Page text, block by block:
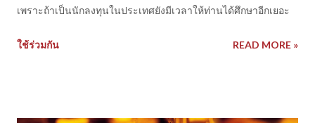
เพราะถ้าเป็นนักลงทุนในประเทศยังมีเวลาให้ท่านได้ศึกษาอีกเยอะ
ใช้ร่วมกัน READ MORE »